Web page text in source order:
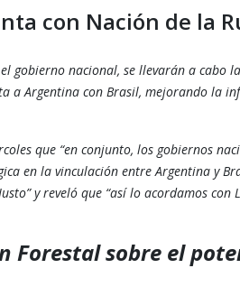
con Nación de la
gobierno nacional, se llevarán a cabo
a Argentina con Brasil, mejorando la
que “en conjunto, los gobiernos
en la vinculación entre Argentina y
y reveló que “así lo acordamos
Forestal sobre el